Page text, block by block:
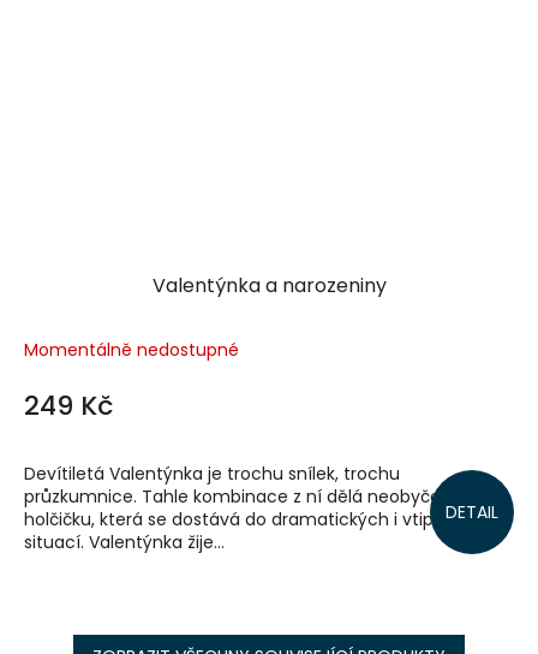
Valentýnka a narozeniny
Momentálně nedostupné
249 Kč
DETAIL
Devítiletá Valentýnka je trochu snílek, trochu
průzkumnice. Tahle kombinace z ní dělá neobyčejnou
holčičku, která se dostává do dramatických i vtipných
situací. Valentýnka žije...